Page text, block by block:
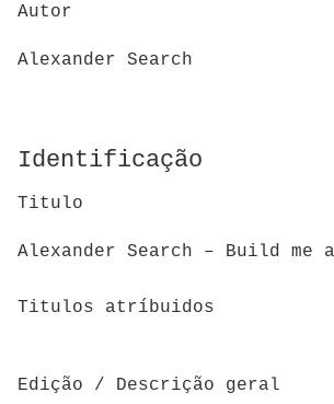
Autor
Alexander Search
Identificação
Titulo
Alexander Search – Build me
Titulos atríbuidos
Edição / Descrição geral